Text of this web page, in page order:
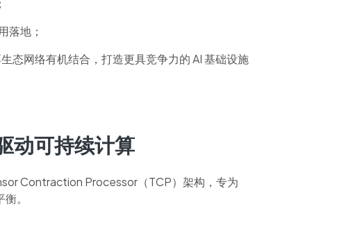
落地；
态网络有机结合，打造更具竞争力的 AI 基础设施
动可持续计算
Contraction Processor（TCP）架构，专为
。